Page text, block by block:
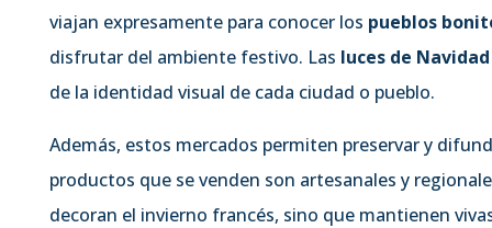
viajan expresamente para conocer los pueblos
disfrutar del ambiente festivo. Las luces de Navidad
de la identidad visual de cada ciudad o pueblo.
Además, estos mercados permiten preservar y
productos que se venden son artesanales y
decoran el invierno francés, sino que mantienen